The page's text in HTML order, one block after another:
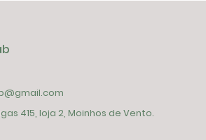
415, loja 2, Moinhos de Vento.